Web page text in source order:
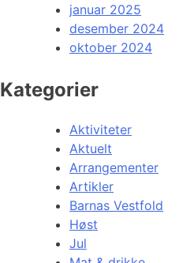
januar 2025
desember 2024
oktober 2024
Kategorier
Aktiviteter
Aktuelt
Arrangementer
Artikler
Barnas Vestfold
Høst
Jul